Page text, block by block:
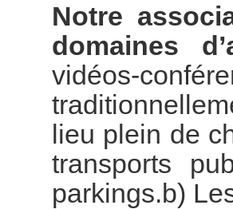
Notre
domaines
vidéos-
lieu plein de
transports
parkings.b)